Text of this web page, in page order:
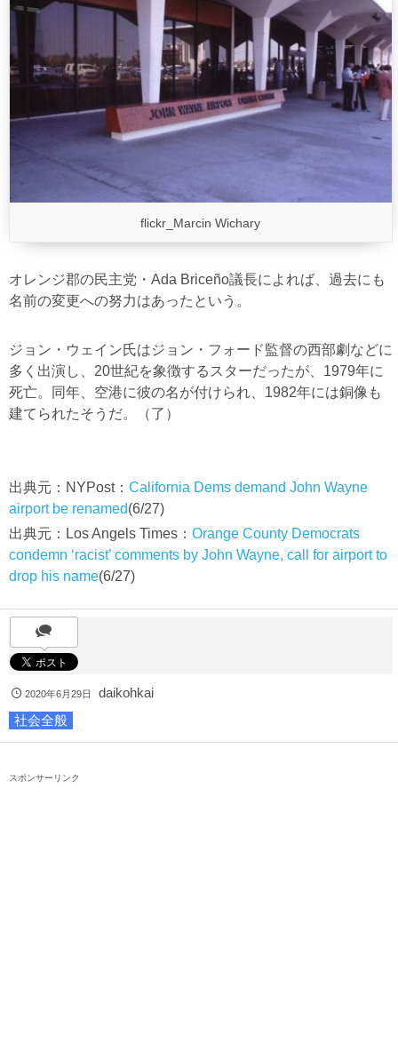
flickr_Marcin Wichary
オレンジ郡の民主党・Ada Briceño議長によれば、過去にも
名前の変更への努力はあったという。
ジョン・ウェイン氏はジョン・フォード監督の西部劇などに
多く出演し、20世紀を象徴するスターだったが、1979年に
死亡。同年、空港に彼の名が付けられ、1982年には銅像も
建てられたそうだ。（了）
出典元：NYPost： California Dems demand John Wayne
airport be renamed(6/27)
出典元：Los Angels Times： Orange County Democrats
condemn ‘racist’ comments by John Wayne, call for airport to
drop his name(6/27)
2020年6月29日
daikohkai
社会全般
スポンサーリンク